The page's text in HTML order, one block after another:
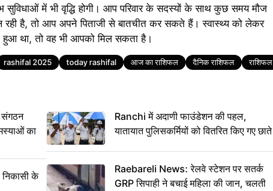
में भी वृद्धि होगी। आप परिवार के सदस्यों के साथ कुछ समय मौज
है, तो आप अपने पिताजी से बातचीत कर सकते हैं। स्वास्थ्य को लेकर
था, तो वह भी आपको मिल सकता है।
rashifal 2025 today rashifal आज का राशिफल दैनिक राशिफल राशिफल
संगठन
का
के
Ranchi में अदाणी फाउंडेशन की पहल,
यातायात पुलिसकर्मियों को वितरित किए गए छाते
Raebareli News: रेलवे स्टेशन पर सतर्क
GRP सिपाही ने बचाई महिला की जान, चलती